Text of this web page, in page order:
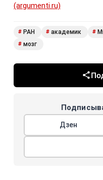
(argumenti.ru)
# РАН # академик #
# мозг
Дзен